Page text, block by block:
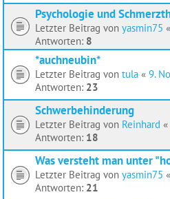
Psychologie und
Letzter Beitrag von yasmin75 «
Antworten: 8
*auchneubin*
Letzter Beitrag von tula « 9.
Antworten: 23
Schwerbehinderung
Letzter Beitrag von Reinhard «
Antworten: 18
Was versteht man unter
Letzter Beitrag von yasmin75 «
Antworten: 21